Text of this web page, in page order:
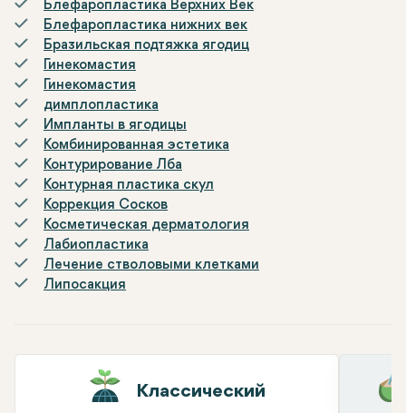
Блефаропластика Верхних Век
Блефаропластика нижних век
Бразильская подтяжка ягодиц
Гинекомастия
Гинекомастия
димплопластика
Импланты в ягодицы
Комбинированная эстетика
Контурирование Лба
Контурная пластика скул
Коррекция Сосков
Косметическая дерматология
Лабиопластика
Лечение стволовыми клетками
Липосакция
Классический